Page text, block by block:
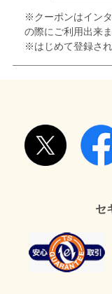
※クーポンはイン
の際にご利用出来ま
※はじめて登録さ
セ